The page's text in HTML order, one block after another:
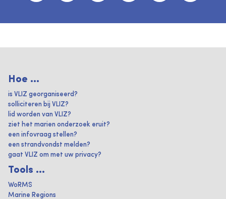
Hoe ...
is VLIZ georganiseerd?
solliciteren bij VLIZ?
lid worden van VLIZ?
ziet het marien onderzoek eruit?
een infovraag stellen?
een strandvondst melden?
gaat VLIZ om met uw privacy?
Tools ...
WoRMS
Marine Regions